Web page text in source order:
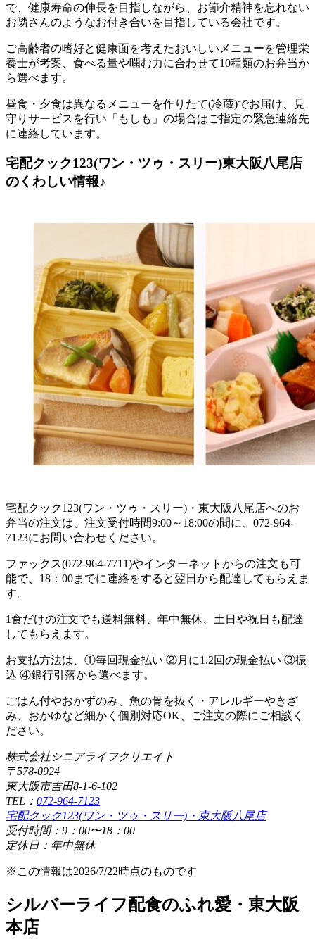
で、健康寿命の伸長を目指しながら、お節介精神を忘れない
お隣さんのようなお付き合いを目指している会社です。
ご高齢者の嗜好と健康面を考えたおいしいメニューを管理栄
養士が考案、食べる量や噛む力に合わせて10種類のお弁当か
ら選べます。
昼食・夕食は異なるメニューを作りたて(冷蔵)でお届け、見
守りサービスを行い「もしも」の場合はご指定の緊急連絡先
に連絡しています。
宅配クック123(ワン・ツゥ・スリー)東大阪八尾店
のくわしい情報♪
宅配クック123(ワン・ツゥ・スリー)・東大阪八尾店へのお
弁当の注文は、注文受付時間9:00～18:00の間に、072-964-
7123にお問い合わせください。
ファックス(072-964-7711)やインターネットからの注文も可
能で、18：00までに連絡をすると翌日から配達してもらえま
す。
1食だけの注文でも送料無料、年中無休、土日や祝日も配達
してもらえます。
お支払方法は、①毎回現金払い ②月に1.2回の現金払い ③振
込 ④銀行引落から選べます。
ごはん付やおかずのみ、魚の骨を抜く・アレルギーやきざ
み、おかゆなど細かく個別対応OK、ご注文の際にご相談く
ださい。
株式会社シニアライフクリエイト
〒578-0924
東大阪市吉田8-1-6-102
TEL： 072-964-7123
宅配クック123(ワン・ツゥ・スリー)・東大阪八尾店
受付時間：9：00〜18：00
定休日：年中無休
※この情報は2026/7/22時点のものです
シルバーライフ配食のふれ愛・東大阪
本店